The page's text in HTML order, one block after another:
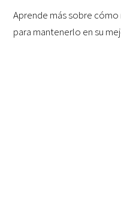
Aprende más sobre
para mantenerlo en su